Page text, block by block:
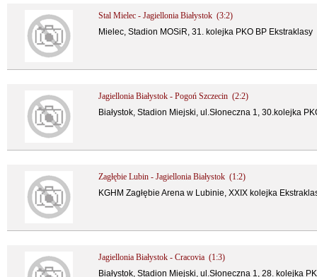
Stal Mielec - Jagiellonia Białystok (3:2)
Mielec, Stadion MOSiR, 31. kolejka PKO BP Ekstraklasy
Jagiellonia Białystok - Pogoń Szczecin (2:2)
Białystok, Stadion Miejski, ul.Słoneczna 1, 30.kolejka
Zagłębie Lubin - Jagiellonia Białystok (1:2)
KGHM Zagłębie Arena w Lubinie, XXIX kolejka
Jagiellonia Białystok - Cracovia (1:3)
Białystok, Stadion Miejski, ul.Słoneczna 1, 28. kolejka